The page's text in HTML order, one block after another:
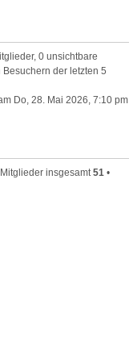
0 unsichtbare
der letzten 5
Do, 28. Mai 2026, 7:10 pm
Mitglieder insgesamt51 •